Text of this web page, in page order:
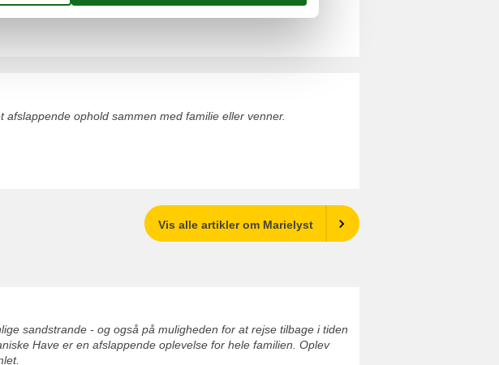
ophold sammen med familie eller venner.
Vis alle artikler om Marielyst
sandstrande - og også på muligheden for at rejse tilbage i tiden
Have er en afslappende oplevelse for hele familien. Oplev